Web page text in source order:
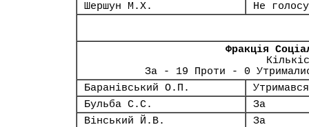
Шершун М.Х.
Не
Фракція
За - 19 Проти - 0
Баранівський О.П.
Утримався
Бульба С.С.
За
Вінський Й.В.
За